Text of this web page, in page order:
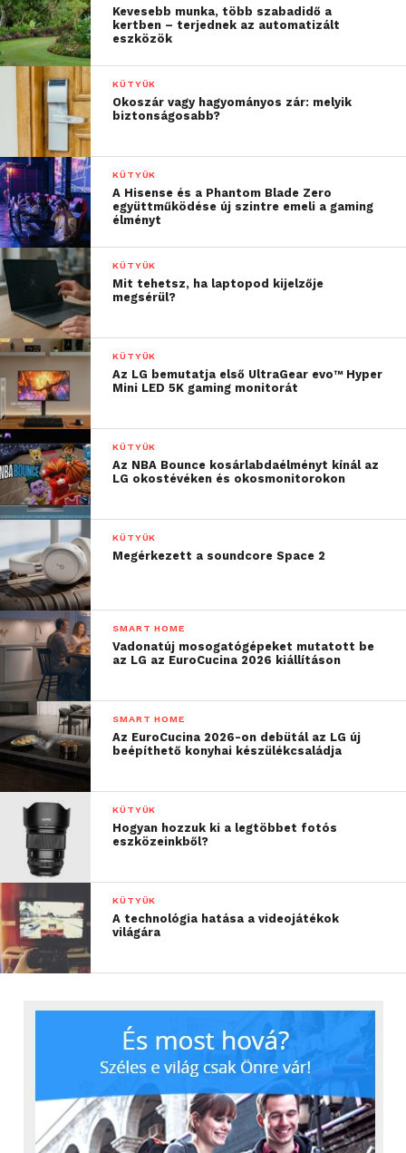
Kevesebb munka, több szabadidő a
kertben – terjednek az automatizált
eszközök
KÜTYÜK
Okoszár vagy hagyományos zár: melyik
biztonságosabb?
KÜTYÜK
A Hisense és a Phantom Blade Zero
együttműködése új szintre emeli a gaming
élményt
KÜTYÜK
Mit tehetsz, ha laptopod kijelzője
megsérül?
KÜTYÜK
Az LG bemutatja első UltraGear evo™ Hyper
Mini LED 5K gaming monitorát
KÜTYÜK
Az NBA Bounce kosárlabdaélményt kínál az
LG okostévéken és okosmonitorokon
KÜTYÜK
Megérkezett a soundcore Space 2
SMART HOME
Vadonatúj mosogatógépeket mutatott be
az LG az EuroCucina 2026 kiállításon
SMART HOME
Az EuroCucina 2026-on debütál az LG új
beépíthető konyhai készülékcsaládja
KÜTYÜK
Hogyan hozzuk ki a legtöbbet fotós
eszközeinkből?
KÜTYÜK
A technológia hatása a videojátékok
világára